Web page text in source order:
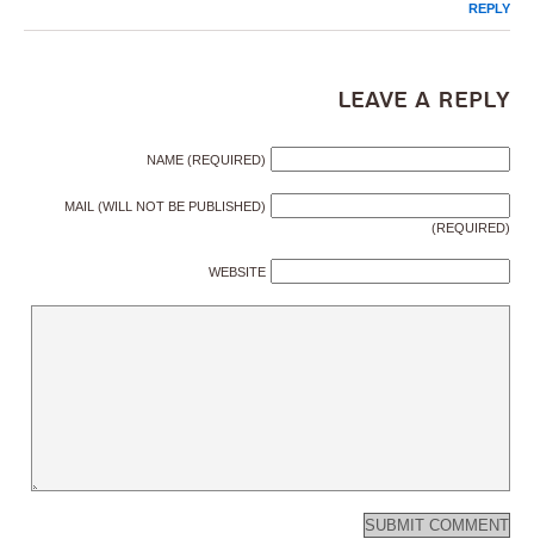
REPLY
Leave a Reply
NAME (REQUIRED)
MAIL (WILL NOT BE PUBLISHED)
(REQUIRED)
WEBSITE